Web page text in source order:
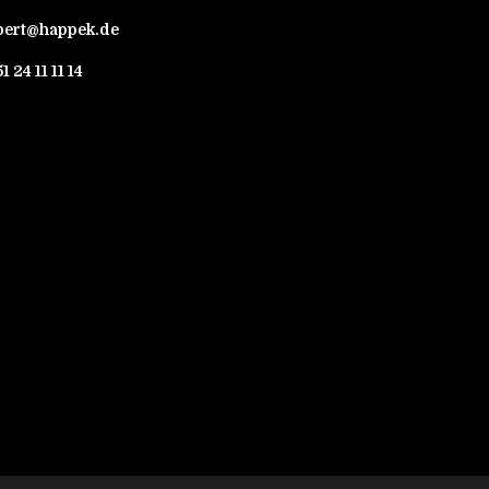
24 11 11 14